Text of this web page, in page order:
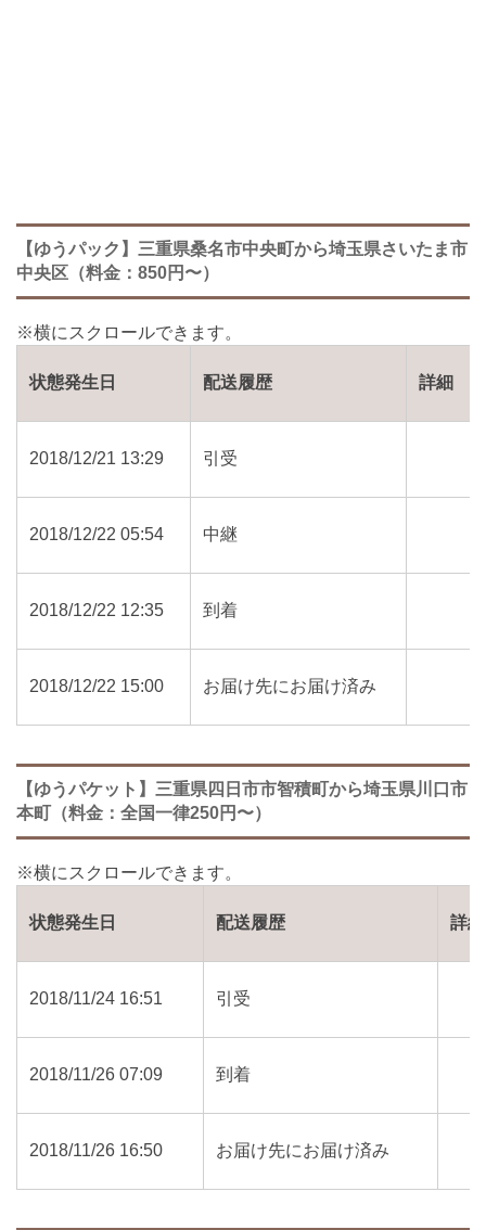
【ゆうパック】三重県桑名市中央町から埼玉県さいたま市
中央区（料金：850円〜）
状態発生日 配送履歴 詳細
2018/12/21 13:29 引受
2018/12/22 05:54 中継
2018/12/22 12:35 到着
2018/12/22 15:00 お届け先にお届け済み
【ゆうパケット】三重県四日市市智積町から埼玉県川口市
本町（料金：全国一律250円〜）
状態発生日 配送履歴 詳細
2018/11/24 16:51 引受
2018/11/26 07:09 到着
2018/11/26 16:50 お届け先にお届け済み